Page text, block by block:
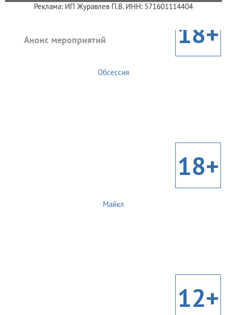
Реклама: ИП Журавлев П.В. ИНН: 571601114404
Анонс мероприятий 18+
Обсессия
18+
Майкл
12+